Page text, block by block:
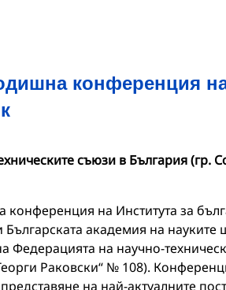
конференция
съюзи в България (гр.
на Института за
академия на науките
Федерацията на научно-
Раковски“ № 108).
на най-актуалните